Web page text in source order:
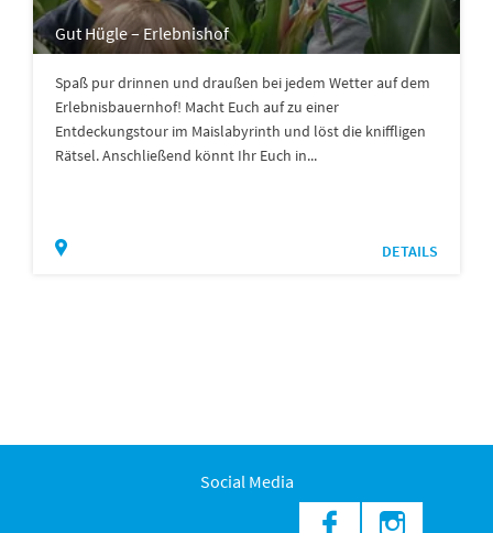
Gut Hügle – Erlebnishof
Spaß pur drinnen und draußen bei jedem Wetter auf dem
Erlebnisbauernhof! Macht Euch auf zu einer
Entdeckungstour im Maislabyrinth und löst die kniffligen
Rätsel. Anschließend könnt Ihr Euch in...
DETAILS
Social Media